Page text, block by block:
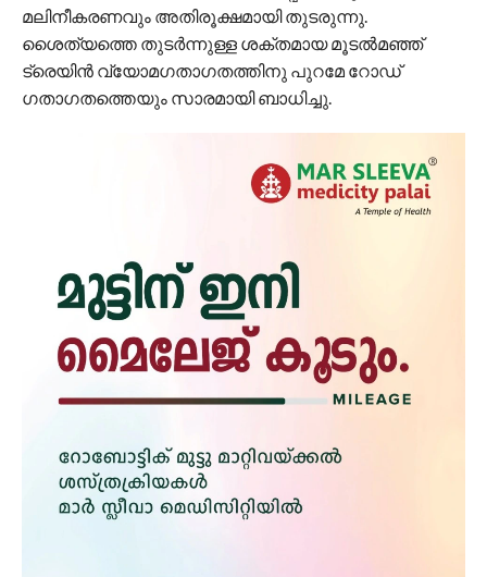
മലിനീകരണവും അതിരൂക്ഷമായി തുടരുന്നു.
ശൈത്യത്തെ തുടർന്നുള്ള ശക്തമായ മൂടൽമഞ്ഞ്
ട്രെയിൻ വ്യോമഗതാഗതത്തിനു പുറമേ റോഡ്
ഗതാഗതത്തെയും സാരമായി ബാധിച്ചു.